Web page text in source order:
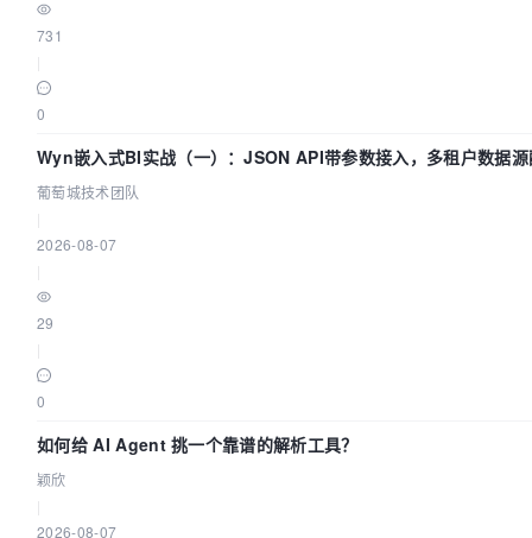
731
0
Wyn嵌入式BI实战（一）：JSON API带参数接入，多租户数据
| 葡萄城技术团队
葡萄城技术团队
2026-08-07
29
0
如何给 AI Agent 挑一个靠谱的解析工具？
颖欣
2026-08-07